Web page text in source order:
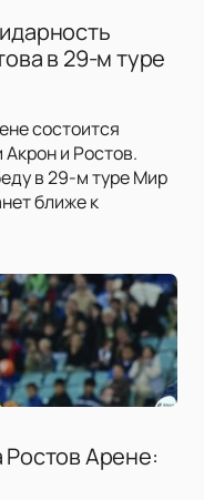
в 29-м туре
состоится
и Ростов.
в 29-м туре Мир
ближе к
Ростов Арене: